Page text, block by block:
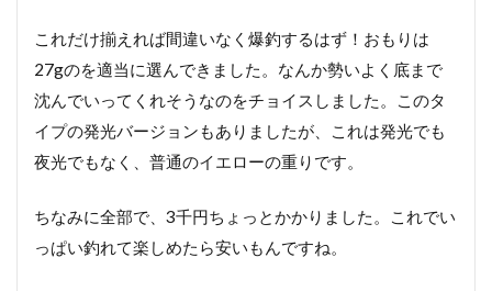
これだけ揃えれば間違いなく爆釣するはず！おもりは
27gのを適当に選んできました。なんか勢いよく底まで
沈んでいってくれそうなのをチョイスしました。このタ
イプの発光バージョンもありましたが、これは発光でも
夜光でもなく、普通のイエローの重りです。
ちなみに全部で、3千円ちょっとかかりました。これでい
っぱい釣れて楽しめたら安いもんですね。